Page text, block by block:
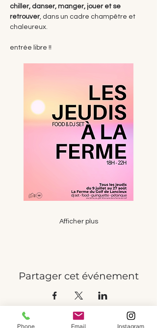
chiller, danser, manger, jouer et se
retrouver, dans un cadre champêtre et
chaleureux.
entrée libre !!
Afficher plus
Partager cet événement
Phone Email Instagram